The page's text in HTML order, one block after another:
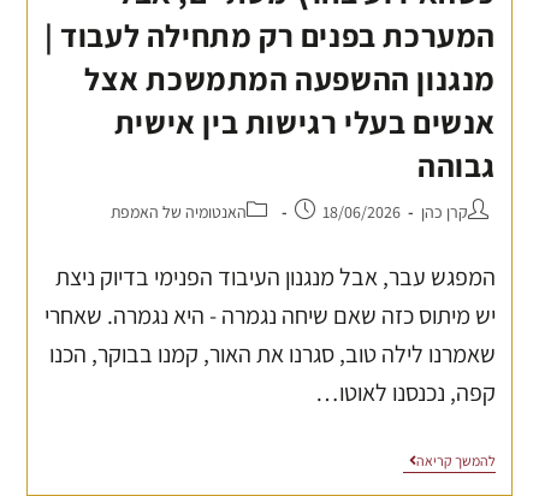
המערכת בפנים רק מתחילה לעבוד |
מנגנון ההשפעה המתמשכת אצל
אנשים בעלי רגישות בין אישית
גבוהה
קרן כהן 18/06/2026 האנטומיה של האמפת
המפגש עבר, אבל מנגנון העיבוד הפנימי בדיוק ניצת
יש מיתוס כזה שאם שיחה נגמרה - היא נגמרה. שאחרי
שאמרנו לילה טוב, סגרנו את האור, קמנו בבוקר, הכנו
קפה, נכנסנו לאוטו…
להמשך קריאה